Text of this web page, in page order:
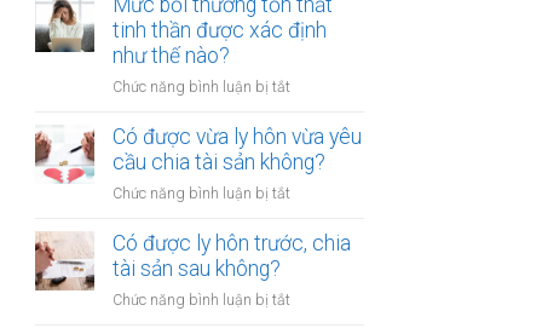
lập
di
đất?
phí
gửi
bị
phạt
bao
Mức bồi thường tổn thất
tinh thần được xác định
như thế nào?
Chức năng bình luận bị tắt
bồi
thường
tổn
thất
thần
Có được vừa ly hôn vừa yêu
cầu chia tài sản không?
Chức năng bình luận bị tắt
được
hôn
Có được ly hôn trước, chia
tài sản sau không?
Chức năng bình luận bị tắt